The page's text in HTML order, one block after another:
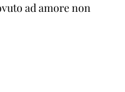
ad amore non